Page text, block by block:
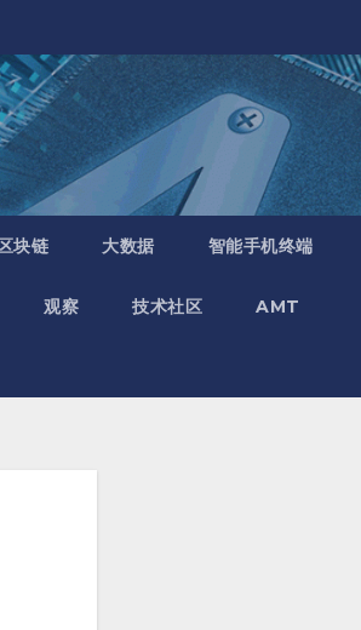
块链 大数据 智能手机终端
观察 技术社区 AMT